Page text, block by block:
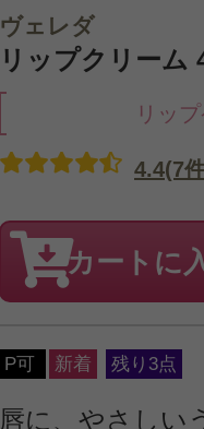
ヴェレダ
リップクリーム
リッ
4.4(7
カートに
P可 新着 残り3点
唇に、やさしい